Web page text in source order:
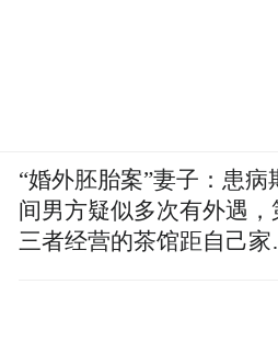
“婚外胚胎案”妻子：患病
间男方疑似多次有外遇，
三者经营的茶馆距自己家